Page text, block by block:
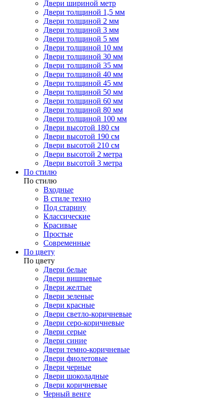
Двери шириной метр
Двери толщиной 1,5 мм
Двери толщиной 2 мм
Двери толщиной 3 мм
Двери толщиной 5 мм
Двери толщиной 10 мм
Двери толщиной 30 мм
Двери толщиной 35 мм
Двери толщиной 40 мм
Двери толщиной 45 мм
Двери толщиной 50 мм
Двери толщиной 60 мм
Двери толщиной 80 мм
Двери толщиной 100 мм
Двери высотой 180 см
Двери высотой 190 см
Двери высотой 210 см
Двери высотой 2 метра
Двери высотой 3 метра
По стилю
По стилю
Входные
В стиле техно
Под старину
Классические
Красивые
Простые
Современные
По цвету
По цвету
Двери белые
Двери вишневые
Двери желтые
Двери зеленые
Двери красные
Двери светло-коричневые
Двери серо-коричневые
Двери серые
Двери синие
Двери темно-коричневые
Двери фиолетовые
Двери черные
Двери шоколадные
Двери коричневые
Черный венге